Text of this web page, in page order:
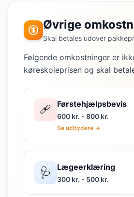
Øvrige
Skal betales udover
Følgende omkostninger er
køreskoleprisen og skal
🩹 Førstehjælpsbevis
600 kr. - 800 kr.
Se udbydere →
🩺 Lægeerklæring
300 kr. - 500 kr.